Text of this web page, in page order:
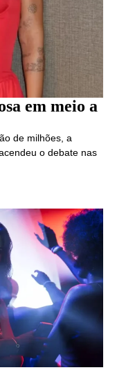
em meio a
de milhões, a
o debate nas